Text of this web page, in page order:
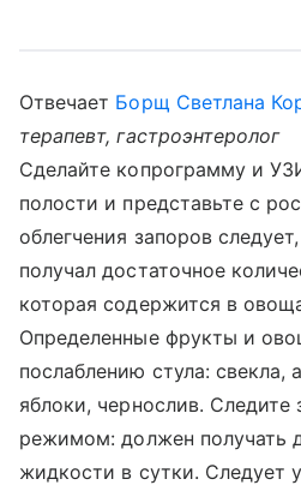
Отвечает Борщ Светлана
терапевт, гастроэнтеролог
Сделайте копрограмму и
полости и представьте с
облегчения запоров
получал достаточное
которая содержится в
Определенные фрукты и
послаблению стула: свекла,
яблоки, чернослив. Следите
режимом: должен получать
жидкости в сутки. Следует